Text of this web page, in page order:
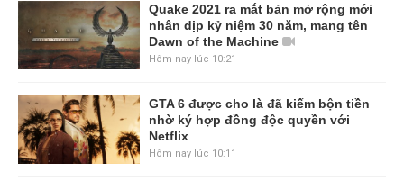
Quake 2021 ra mắt bản mở rộng mới
nhân dịp kỷ niệm 30 năm, mang tên
Dawn of the Machine
Hôm nay lúc 10:21
GTA 6 được cho là đã kiếm bộn tiền
nhờ ký hợp đồng độc quyền với
Netflix
Hôm nay lúc 10:11